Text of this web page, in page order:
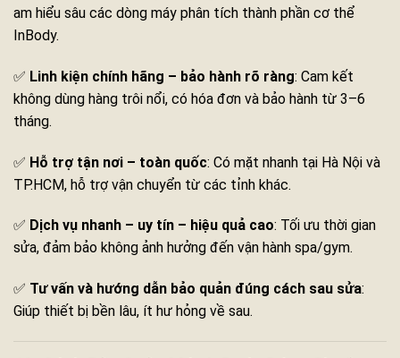
am hiểu sâu các dòng máy phân tích thành phần cơ thể
InBody.
✅ Linh kiện chính hãng – bảo hành rõ ràng: Cam kết
không dùng hàng trôi nổi, có hóa đơn và bảo hành từ 3–6
tháng.
✅ Hỗ trợ tận nơi – toàn quốc: Có mặt nhanh tại Hà Nội và
TP.HCM, hỗ trợ vận chuyển từ các tỉnh khác.
✅ Dịch vụ nhanh – uy tín – hiệu quả cao: Tối ưu thời gian
sửa, đảm bảo không ảnh hưởng đến vận hành spa/gym.
✅ Tư vấn và hướng dẫn bảo quản đúng cách sau sửa:
Giúp thiết bị bền lâu, ít hư hỏng về sau.